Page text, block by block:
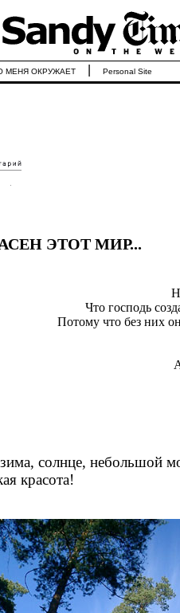
МЕНЯ ОКРУЖАЕТ Personal Site
ЭТОТ МИР...
Что господь
Потому что без них
солнце, небольшой
красота!